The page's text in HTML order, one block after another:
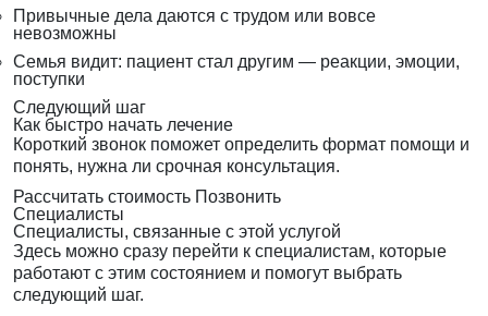
Привычные дела даются с трудом или вовсе
невозможны
Семья видит: пациент стал другим — реакции, эмоции,
поступки
Следующий шаг
Как быстро начать лечение
Короткий звонок поможет определить формат помощи и
понять, нужна ли срочная консультация.
Рассчитать стоимость Позвонить
Специалисты
Специалисты, связанные с этой услугой
Здесь можно сразу перейти к специалистам, которые
работают с этим состоянием и помогут выбрать
следующий шаг.